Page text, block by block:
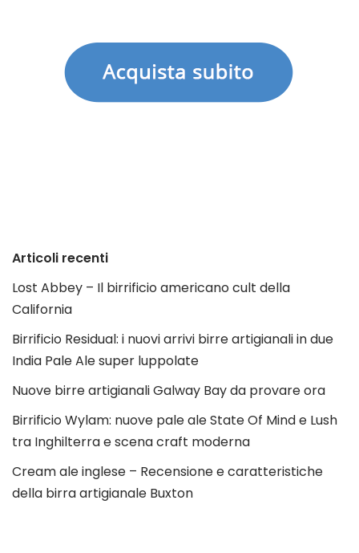
Articoli recenti
Lost Abbey – Il birrificio americano cult della
California
Birrificio Residual: i nuovi arrivi birre artigianali in due
India Pale Ale super luppolate
Nuove birre artigianali Galway Bay da provare ora
Birrificio Wylam: nuove pale ale State Of Mind e Lush
tra Inghilterra e scena craft moderna
Cream ale inglese – Recensione e caratteristiche
della birra artigianale Buxton